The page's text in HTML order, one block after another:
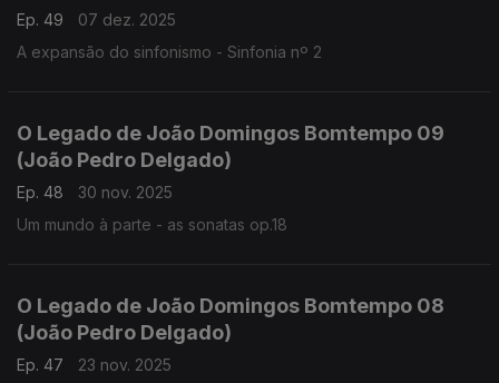
Ep. 49
07 dez. 2025
A expansão do sinfonismo - Sinfonia nº 2
O Legado de João Domingos Bomtempo 09
(João Pedro Delgado)
Ep. 48
30 nov. 2025
Um mundo à parte - as sonatas op.18
O Legado de João Domingos Bomtempo 08
(João Pedro Delgado)
Ep. 47
23 nov. 2025